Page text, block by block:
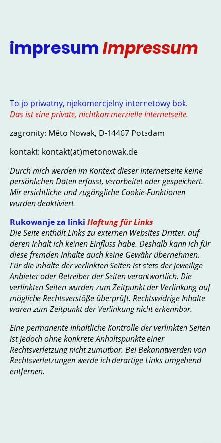
impresumImpressum
To jo priwatny, njekomercjelny internetowy bok.
Das ist eine private, nichtkommerzielle Internetseite.
zagronity: Měto Nowak, D-14467 Potsdam
kontakt: kontakt(at)metonowak.de
Durch mich werden im Kontext dieser Internetseite keine
persönlichen Daten erfasst, verarbeitet oder gespeichert.
Mir ersichtliche und zugängliche Cookie-Funktionen
wurden deaktiviert.
Rukowanje za linki Haftung für Links
Die Seite enthält Links zu externen Websites Dritter, auf
deren Inhalt ich keinen Einfluss habe. Deshalb kann ich für
diese fremden Inhalte auch keine Gewähr übernehmen.
Für die Inhalte der verlinkten Seiten ist stets der jeweilige
Anbieter oder Betreiber der Seiten verantwortlich. Die
verlinkten Seiten wurden zum Zeitpunkt der Verlinkung auf
mögliche Rechtsverstöße überprüft. Rechtswidrige Inhalte
waren zum Zeitpunkt der Verlinkung nicht erkennbar.
Eine permanente inhaltliche Kontrolle der verlinkten Seiten
ist jedoch ohne konkrete Anhaltspunkte einer
Rechtsverletzung nicht zumutbar. Bei Bekanntwerden von
Rechtsverletzungen werde ich derartige Links umgehend
entfernen.